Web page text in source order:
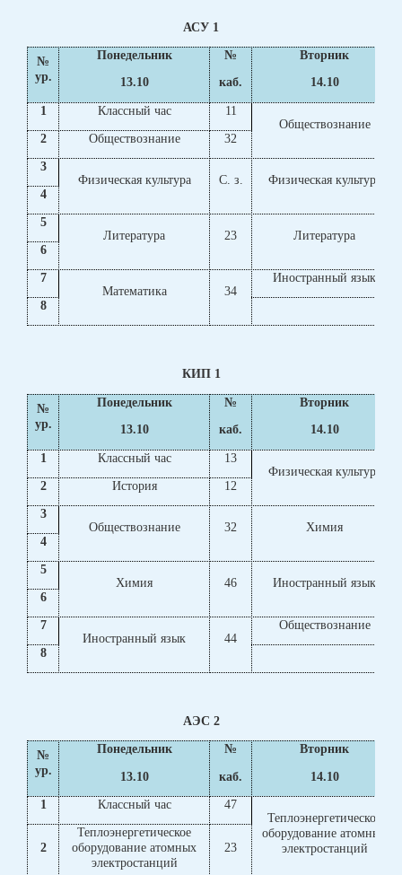
АСУ 1
№
ур.
Понедельник
13.10
№
каб.
Вторник
14.10
1
Классный час
11
Обществознание
2
Обществознание
32
3
Физическая культура
С. з.
Физическая культура
4
5
Литература
23
Литература
6
7
Математика
34
Иностранный язык
8
КИП 1
№
ур.
Понедельник
13.10
№
каб.
Вторник
14.10
1
Классный час
13
Физическая культура
2
История
12
3
Обществознание
32
Химия
4
5
Химия
46
Иностранный язык
6
7
Иностранный язык
44
Обществознание
8
АЭС 2
№
ур.
Понедельник
13.10
№
каб.
Вторник
14.10
1
Классный час
47
Теплоэнергетическое
оборудование атомных
электростанций
2
Теплоэнергетическое
оборудование атомных
электростанций
23